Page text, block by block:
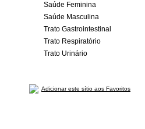
Saúde Feminina
Saúde Masculina
Trato Gastrointestinal
Trato Respiratório
Trato Urinário
Adicionar este sítio aos Favoritos